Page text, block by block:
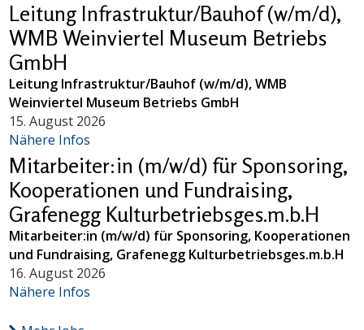
Leitung Infrastruktur/Bauhof (w/m/d),
WMB Weinviertel Museum Betriebs
GmbH
Leitung Infrastruktur/Bauhof (w/m/d), WMB
Weinviertel Museum Betriebs GmbH
15. August 2026
Nähere Infos
Mitarbeiter:in (m/w/d) für Sponsoring,
Kooperationen und Fundraising,
Grafenegg Kulturbetriebsges.m.b.H
Mitarbeiter:in (m/w/d) für Sponsoring, Kooperationen
und Fundraising, Grafenegg Kulturbetriebsges.m.b.H
16. August 2026
Nähere Infos